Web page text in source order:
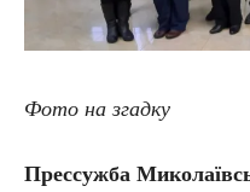
Фото на згадку
Прессужба